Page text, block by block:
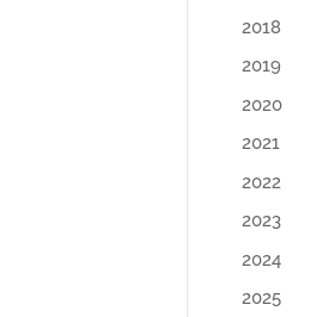
2018
2019
2020
2021
2022
2023
2024
2025